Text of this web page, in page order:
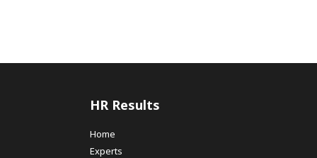
HR Results
Home
Experts